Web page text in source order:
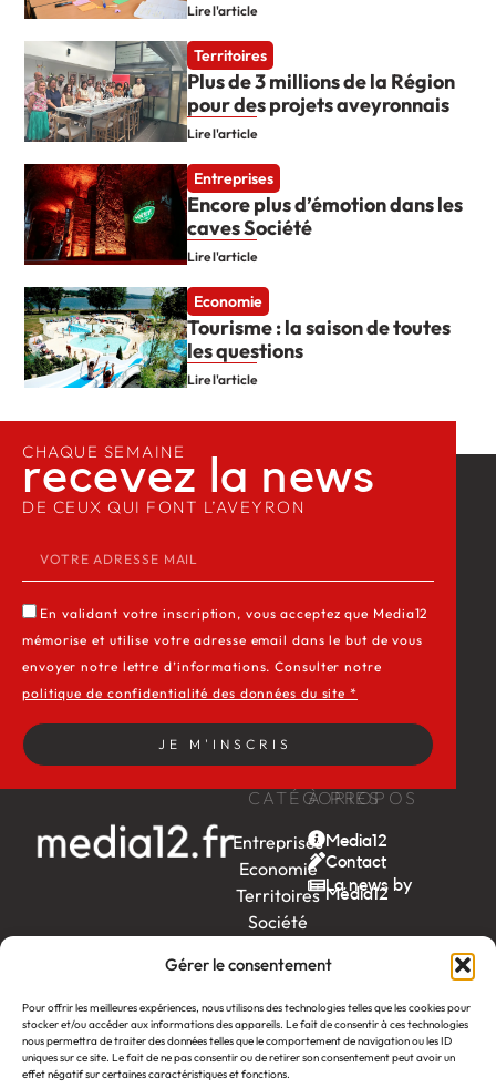
Gérer le consentement
Pour offrir les meilleures expériences, nous utilisons des technologies telles que les cookies pour
stocker et/ou accéder aux informations des appareils. Le fait de consentir à ces technologies
nous permettra de traiter des données telles que le comportement de navigation ou les ID
uniques sur ce site. Le fait de ne pas consentir ou de retirer son consentement peut avoir un
effet négatif sur certaines caractéristiques et fonctions.
Lire l'article
Territoires
Plus de 3 millions de la Région
pour des projets aveyronnais
Lire l'article
Entreprises
Encore plus d’émotion dans les
caves Société
Lire l'article
Economie
Tourisme : la saison de toutes
les questions
Lire l'article
CATÉGORIES
Entreprises
Economie
Territoires
Société
end
Ambition
by EDF
itw
by
Léa
À PROPOS
Media12
Contact
La news by
Média12
CHAQUE SEMAINE
recevez la news​
DE CEUX QUI FONT L’AVEYRON
En validant votre inscription, vous acceptez que Media12
mémorise et utilise votre adresse email dans le but de vous
envoyer notre lettre d’informations. Consulter notre
politique de confidentialité des données du site *
JE M'INSCRIS